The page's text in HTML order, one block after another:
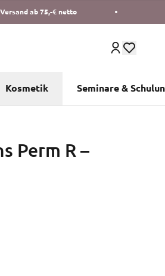
ab 75,-€ netto
Kosmetik Seminare &
Perm R –